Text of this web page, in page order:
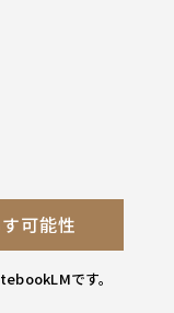
可能性
です。